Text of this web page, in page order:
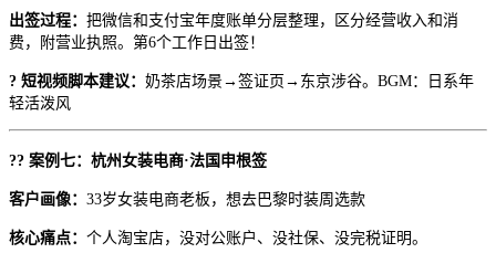
出签过程： 把微信和支付宝年度账单分层整理，区分经营收入和消
费，附营业执照。第6个工作日出签！
? 短视频脚本建议： 奶茶店场景→签证页→东京涉谷。BGM：日系年
轻活泼风
?? 案例七：杭州女装电商·法国申根签
客户画像： 33岁女装电商老板，想去巴黎时装周选款
核心痛点： 个人淘宝店，没对公账户、没社保、没完税证明。